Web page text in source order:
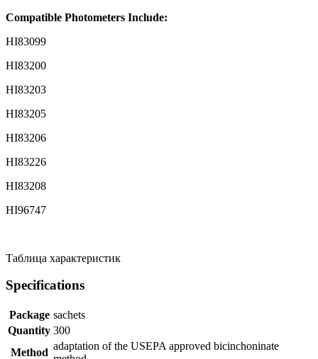
Compatible Photometers Include:
HI83099
HI83200
HI83203
HI83205
HI83206
HI83226
HI83208
HI96747
Таблица характеристик
Specifications
Package sachets
Quantity 300
Method
adaptation of the USEPA approved bicinchoninate